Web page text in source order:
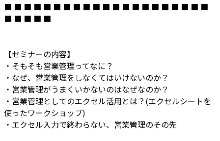
■ ■ ■ ■ ■ ■ ■ ■ ■ ■ ■ ■ ■ ■ ■ ■ ■ ■ ■ ■ ■
■ ■ ■ ■ ■
【セミナーの内容】
・そもそも営業管理ってなに？
・なぜ、営業管理をしなくてはいけないのか？
・営業管理がうまくいかないのはなぜなのか？
・営業管理としてのエクセル活用とは？(エクセルシートを
使ったワークショップ)
・エクセル入力で終わらない、営業管理のその先